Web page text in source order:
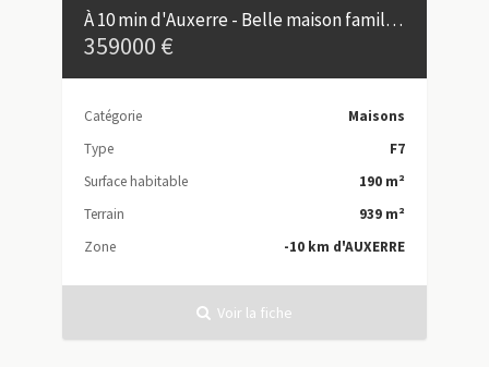
À 10 min d'Auxerre - Belle maison familiale avec piscine
359000 €
Catégorie
Maisons
Type
F7
Surface habitable
190 m²
Terrain
939 m²
Zone
-10 km d'AUXERRE
Voir la fiche